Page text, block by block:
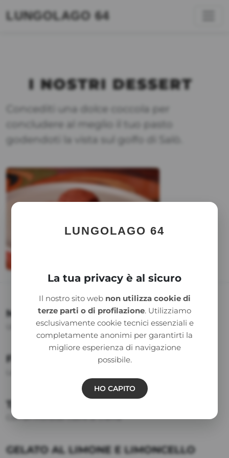
LUNGOLAGO 64
I NOSTRI DESSERT
Concediti una dolce coccola per
concludere al meglio il tuo pasto
godendoti la vista sul golfo di Salò.
MERINGATA
Un classico fresco e delicato
FRAGOLE FRESCHE(in stagione)
TARTUFO AL CIOCCOLATO
Con un morbido cuore di crema
GELATO AL LIMONE E LIMONCELLO
LUNGOLAGO 64
La tua privacy è al sicuro
Il nostro sito web non utilizza cookie di
terze parti o di profilazione. Utilizziamo
esclusivamente cookie tecnici essenziali e
completamente anonimi per garantirti la
migliore esperienza di navigazione
possibile.
HO CAPITO